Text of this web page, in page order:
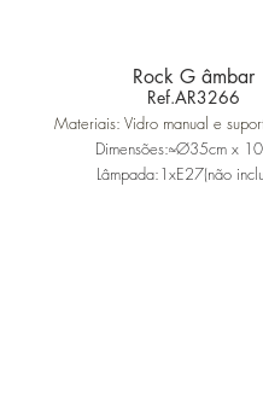
Rock G âmbar
Ref.AR3266
Materiais: Vidro manual e
Dimensões:≈Ø35cm x
Lâmpada:1xE27(não